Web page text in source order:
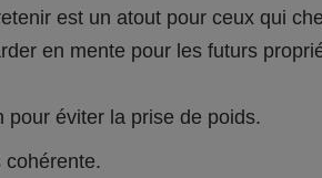
est un atout pour ceux qui
en mente pour les futurs
pour éviter la prise de poids.
cohérente.